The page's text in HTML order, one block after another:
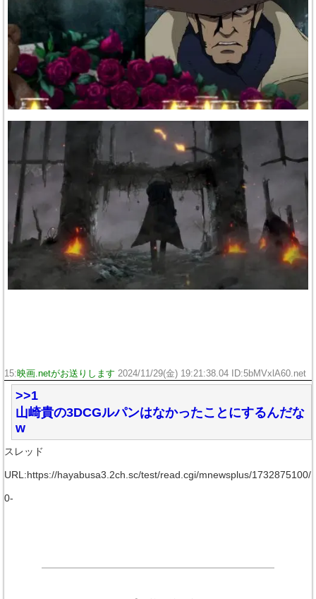
15:映画.netがお送りします 2024/11/29(金) 19:21:38.04 ID:5bMVxlA60.net
>>1
山崎貴の3DCGルパンはなかったことにするんだな
w
スレッド
URL:https://hayabusa3.2ch.sc/test/read.cgi/mnewsplus/1732875100/
0-